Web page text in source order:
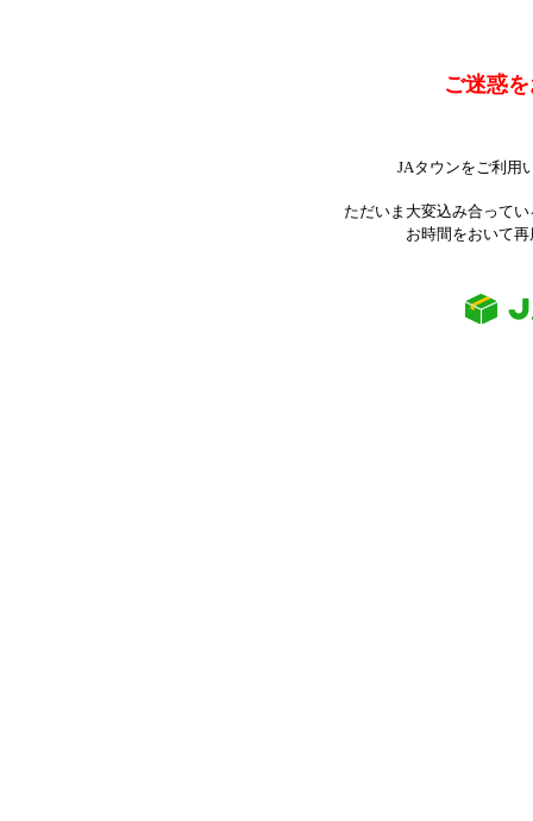
ご迷惑
JAタウンをご利用
ただいま大変込み合って
お時間をおいて